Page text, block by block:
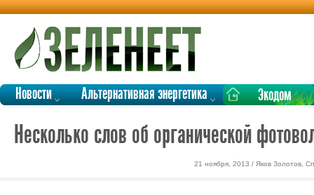
Новости Альтернативная энергетика Экодом
Несколько слов об органической
21 ноября, 2013 / Яков Золотов,